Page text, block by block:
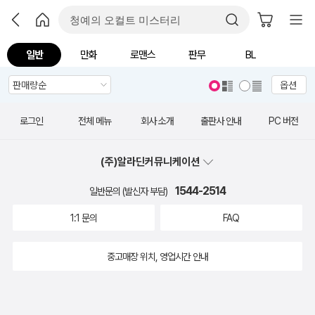
일반 만화 로맨스 판무 BL
옵션
로그인 전체 메뉴 회사 소개 출판사 안내 PC 버전
(주)알라딘커뮤니케이션
일반문의 (발신자 부담) 1544-2514
1:1 문의 FAQ
중고매장 위치, 영업시간 안내